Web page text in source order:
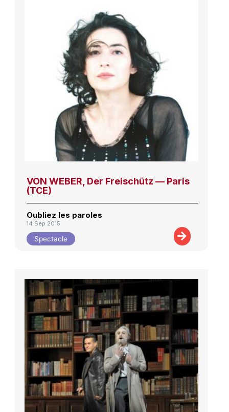
VON WEBER, Der Freischütz — Paris
(TCE)
Oubliez les paroles
14 Sep 2015
Spectacle